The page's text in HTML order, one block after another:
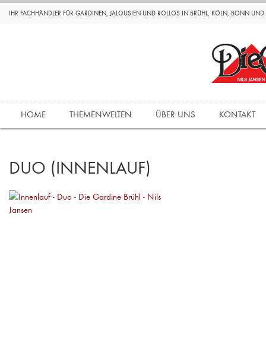
IHR FACHHÄNDLER FÜR GARDINEN, JALOUSIEN UND ROLLOS IN BRÜHL, KÖLN, BONN
HOME THEMENWELTEN ÜBER UNS KONTAKT
DUO (INNENLAUF)